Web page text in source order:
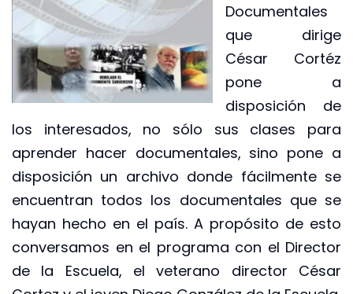
Documentales
que dirige
César Cortéz
pone a
disposición de
los interesados, no sólo sus clases para
aprender hacer documentales, sino pone a
disposición un archivo donde fácilmente se
encuentran todos los documentales que se
hayan hecho en el país. A propósito de esto
conversamos en el programa con el Director
de la Escuela, el veterano director César